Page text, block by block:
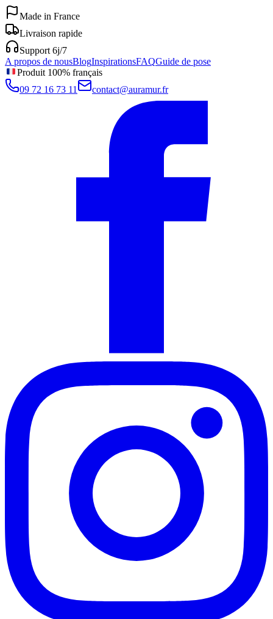
Made in France
Livraison rapide
Support 6j/7
A propos de nousBlogInspirationsFAQGuide de pose
Produit 100% français
09 72 16 73 11
contact@auramur.fr